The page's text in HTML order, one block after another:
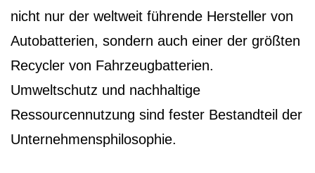
nicht nur der weltweit führende Hersteller von
Autobatterien, sondern auch einer der größten
Recycler von Fahrzeugbatterien.
Umweltschutz und nachhaltige
Ressourcennutzung sind fester Bestandteil der
Unternehmensphilosophie.